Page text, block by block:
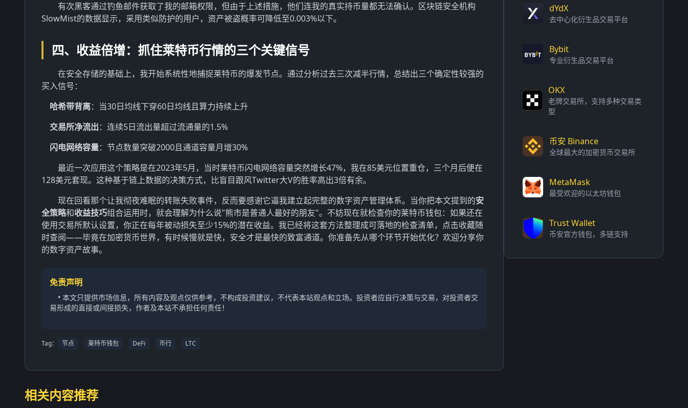
有次黑客通过钓鱼邮件获取了我的邮箱权限，但由于上述措施，他们连我的真实持币量都无法确认。区块链安全机构
SlowMist的数据显示，采用类似防护的用户，资产被盗概率可降低至0.003%以下。
四、收益倍增：抓住莱特币行情的三个关键信号
在安全存储的基础上，我开始系统性地捕捉莱特币的爆发节点。通过分析过去三次减半行情，总结出三个确定性较强的
买入信号：
哈希带背离：当30日均线下穿60日均线且算力持续上升
交易所净流出：连续5日流出量超过流通量的1.5%
闪电网络容量：节点数量突破2000且通道容量月增30%
最近一次应用这个策略是在2023年5月，当时莱特币闪电网络容量突然增长47%，我在85美元位置重仓，三个月后便在
128美元套现。这种基于链上数据的决策方式，比盲目跟风Twitter大V的胜率高出3倍有余。
现在回看那个让我彻夜难眠的转账失败事件，反而要感谢它逼我建立起完整的数字资产管理体系。当你把本文提到的安
全策略和收益技巧组合运用时，就会理解为什么说"熊市是普通人最好的朋友"。不妨现在就检查你的莱特币钱包：如果还在
使用交易所默认设置，你正在每年被动损失至少15%的潜在收益。我已经将这套方法整理成可落地的检查清单，点击收藏随
时查阅——毕竟在加密货币世界，有时候慢就是快，安全才是最快的致富通道。你准备先从哪个环节开始优化？欢迎分享你
的数字资产故事。
免责声明
• 本文只提供市场信息，所有内容及观点仅供参考，不构成投资建议，不代表本站观点和立场。投资者应自行决策与交易，对投资者交
易形成的直接或间接损失，作者及本站不承担任何责任！
Tag： 节点 莱特币钱包 DeFi 币行 LTC
相关内容推荐
dYdX
去中心化衍生品交易平台
Bybit
专业衍生品交易平台
OKX
老牌交易所，支持多种交易类
型
币安 Binance
全球最大的加密货币交易所
MetaMask
最受欢迎的以太坊钱包
Trust Wallet
币安官方钱包，多链支持